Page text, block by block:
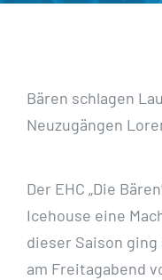
Bären schlagen
Neuzugängen
Der EHC „Die
Icehouse eine
dieser Saison
am Freitagabend